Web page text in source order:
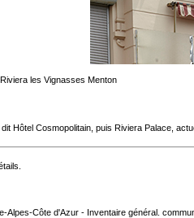
les Vignasses Menton
Hôtel Cosmopolitain, puis Riviera Palace,
Alpes-Côte d'Azur - Inventaire général.